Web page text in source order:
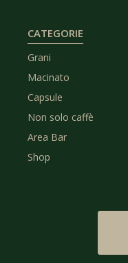
CATEGORIE
Grani
Macinato
Capsule
Non solo caffè
Area Bar
Shop